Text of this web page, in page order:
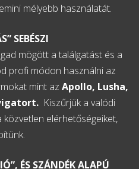
mélyebb használatát.
SEBÉSZI
mögött a találgatást és a
profi módon használni az
mint az Apollo, Lusha,
Kiszűrjük a valódi
elérhetőségeiket,
ÉS SZÁNDÉK ALAPÚ